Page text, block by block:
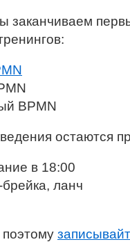
заканчиваем
BPMN
остаются
в 18:00
ланч